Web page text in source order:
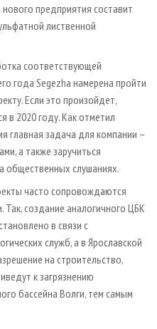
предприятия составит
лиственной
соответствующей
года Segezha намерена пройти
Если это произойдет,
в 2020 году. Как отметил
главная задача для компании –
а также заручиться
общественных слушаниях.
часто сопровождаются
Так, создание аналогичного ЦБК
в связи с
служб, а в Ярославской
на строительство,
к загрязнению
бассейна Волги, тем самым